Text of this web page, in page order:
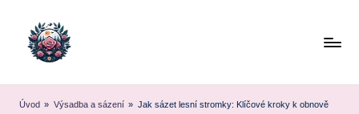
Úvod » Výsadba a sázení » Jak sázet lesní stromky: Klíčové kroky k obnově